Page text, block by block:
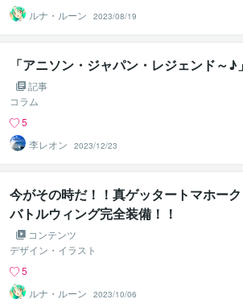
ルナ・ルーン
2023/08/19
「アニソン・ジャパン・レジェンド～♪」
記事
コラム
5
李レオン
2023/12/23
今がその時だ！！真ゲッタートマホー
バトルウィング完全装備！！
コンテンツ
デザイン・イラスト
5
ルナ・ルーン
2023/10/06